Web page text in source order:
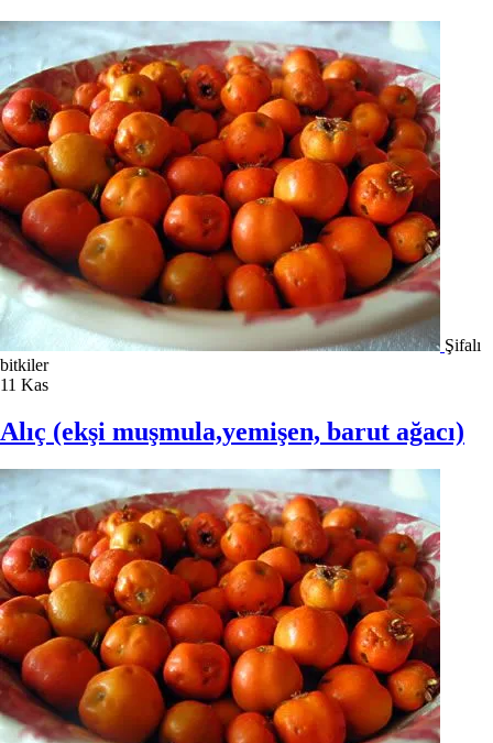
Şifalı
bitkiler
11 Kas
Alıç (ekşi muşmula,yemişen, barut ağacı)